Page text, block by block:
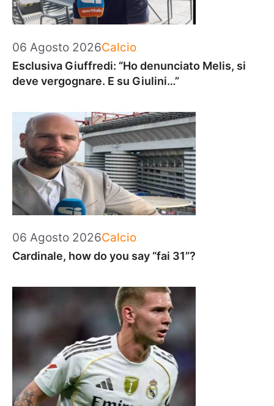
06 Agosto 2026Categorie
Calcio
Esclusiva Giuffredi: “Ho denunciato Melis, si
deve vergognare. E su Giulini…”
06 Agosto 2026Categorie
Calcio
Cardinale, how do you say “fai 31”?